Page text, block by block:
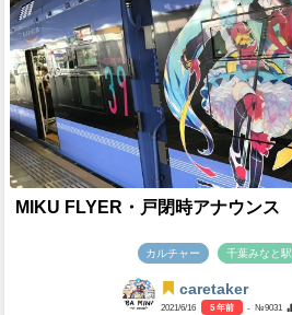
MIKU FLYER・戸閉時アナウンス
カルチャー 千葉みなと駅
caretaker
2021/6/16 5 年前 - №9031